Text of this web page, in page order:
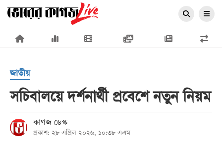
×
প্রচ্ছদ
জাতীয়
সচিবালয়ে দর্শনার্থী প্রবেশে নতুন নিয়ম
কাগজ ডেস্ক
প্রকাশ: ২৮ এপ্রিল ২০২৬, ১০:৩৮ এএম